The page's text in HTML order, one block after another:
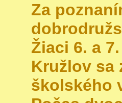
Za
Žiaci 6. a
Kružlov sa
školského